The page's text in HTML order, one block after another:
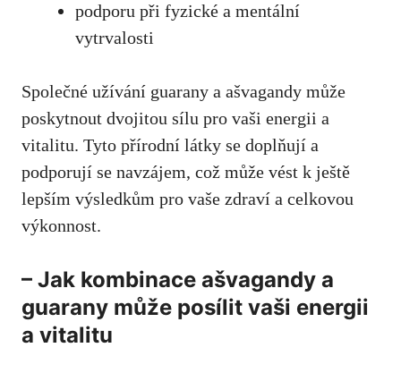
podporu při fyzické a mentální
vytrvalosti
Společné užívání guarany a ašvagandy může
poskytnout dvojitou sílu pro vaši energii a
vitalitu. Tyto přírodní látky se doplňují a
podporují se navzájem, což může vést k ještě
lepším výsledkům pro vaše zdraví a celkovou
výkonnost.
– Jak kombinace ašvagandy a
guarany může posílit vaši energii
a vitalitu